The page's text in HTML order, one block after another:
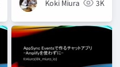
Koki Miura 3K